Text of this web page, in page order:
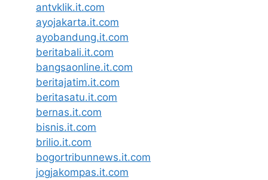
antvklik.it.com
ayojakarta.it.com
ayobandung.it.com
beritabali.it.com
bangsaonline.it.com
beritajatim.it.com
beritasatu.it.com
bernas.it.com
bisnis.it.com
brilio.it.com
bogortribunnews.it.com
jogjakompas.it.com